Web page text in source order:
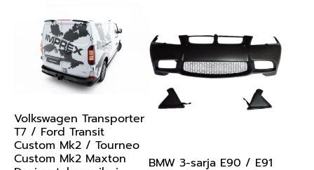
Volkswagen Transporter
T7 / Ford Transit
Custom Mk2 / Tourneo
Custom Mk2 Maxton BMW 3-sarja E90 / E91